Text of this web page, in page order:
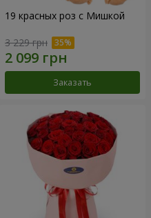
19 красных роз с Мишкой
3 229 грн
Заказать